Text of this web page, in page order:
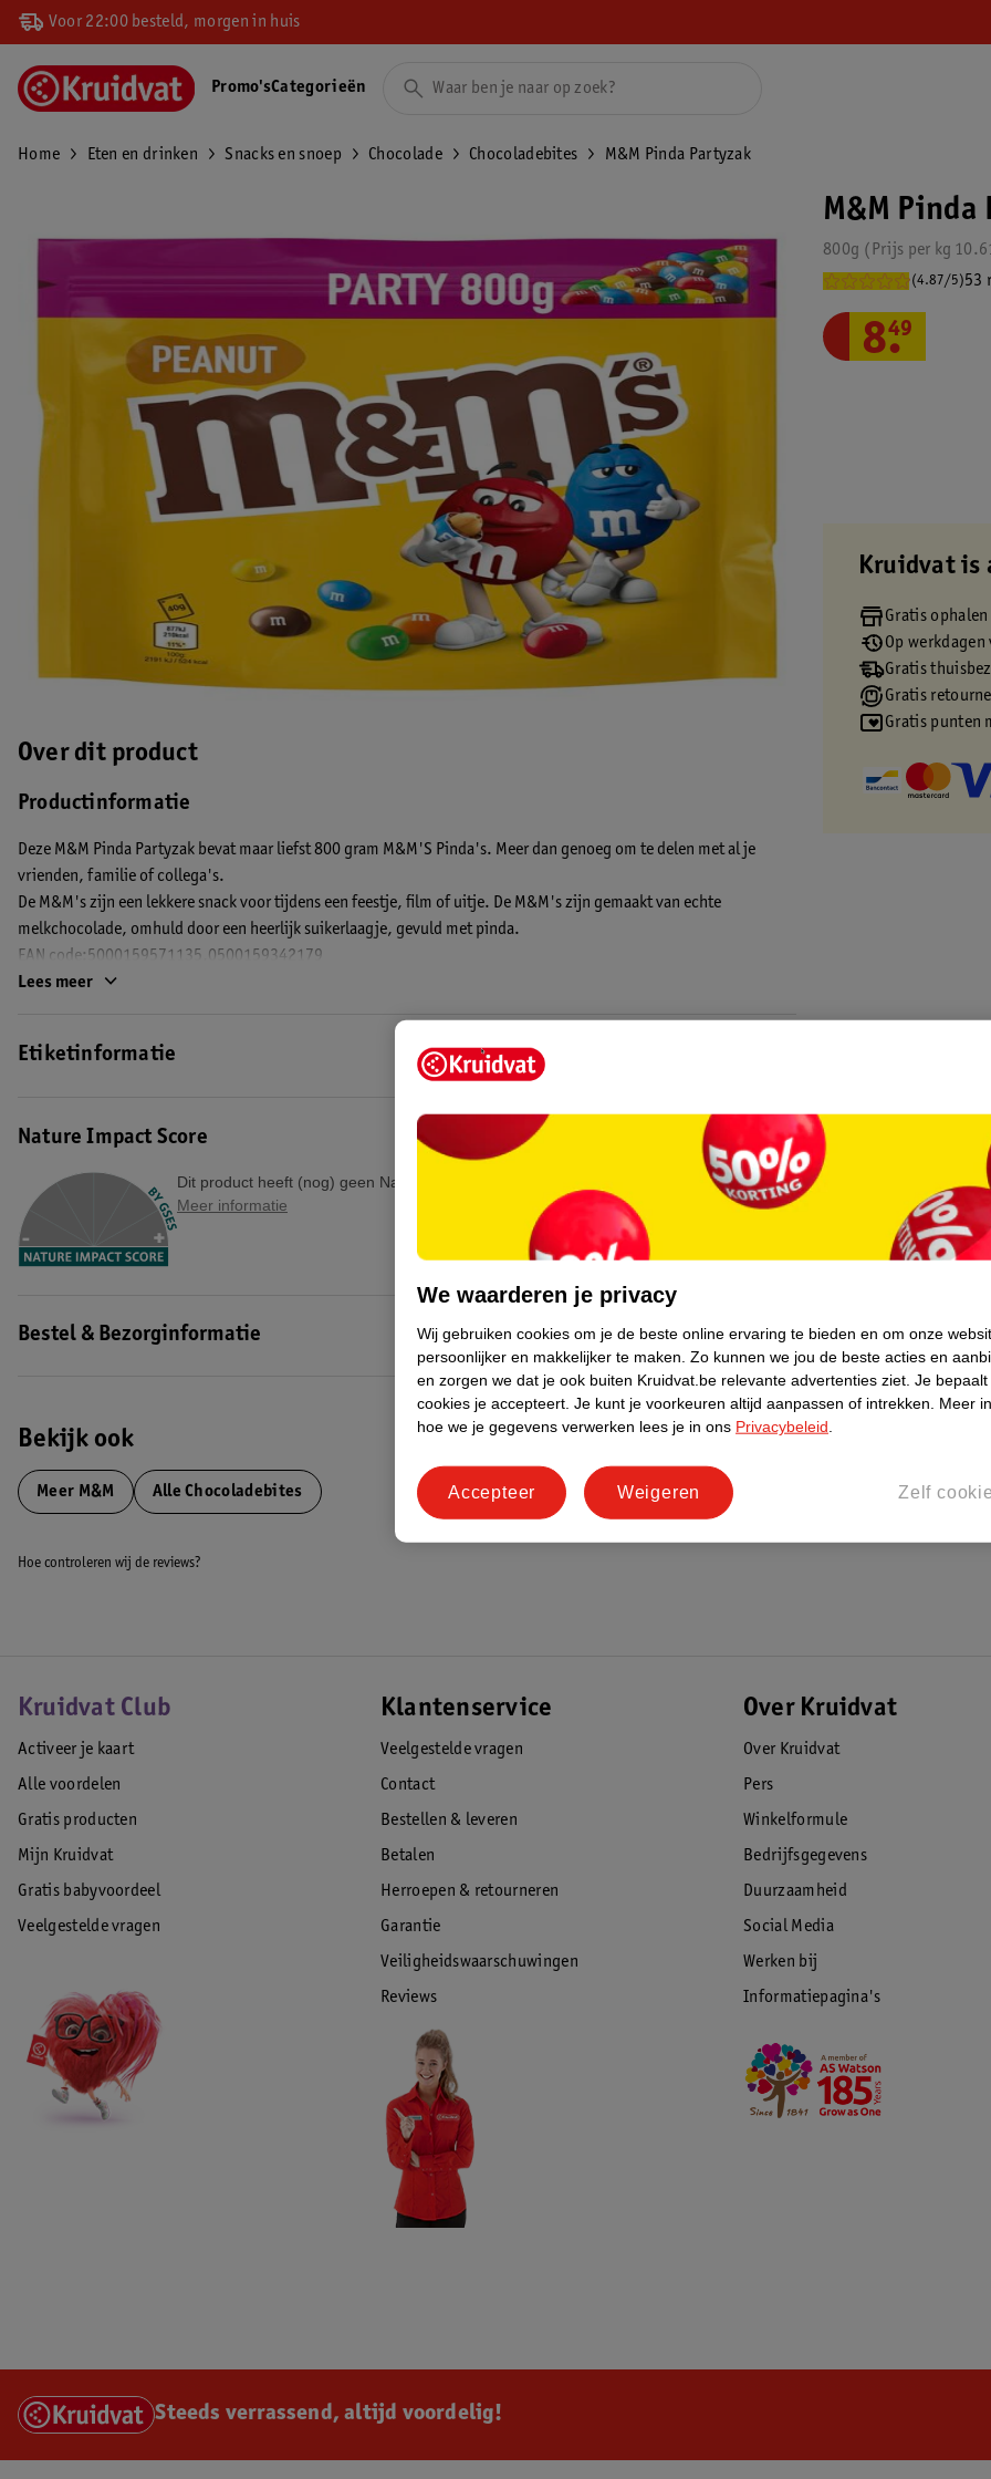
Voor 22:00 besteld, morgen in huis
Promo'sCategorieën
Home Eten en drinken Snacks en snoep Chocolade Chocoladebites M&M Pinda Partyzak
Over dit product
Productinformatie
Deze M&M Pinda Partyzak bevat maar liefst 800 gram M&M'S Pinda's. Meer dan genoeg om te delen met al je
vrienden, familie of collega's.
De M&M's zijn een lekkere snack voor tijdens een feestje, film of uitje. De M&M's zijn gemaakt van echte
melkchocolade, omhuld door een heerlijk suikerlaagje, gevuld met pinda.
EAN code:5000159571135,0500159342179
Lees meer
Etiketinformatie
Nature Impact Score
Dit product heeft (nog) geen Nature Impact Score.
Meer informatie
Bestel & Bezorginformatie
Bekijk ook
Meer M&M Alle Chocoladebites
M&M Pinda
800g Prijs per kg
(4.87/5)53
8.
49
Kruidvat is
Gratis
Op
Gratis
Gratis
Gratis punten
Hoe controleren wij de reviews?
Kruidvat Club
Activeer je kaart
Alle voordelen
Gratis producten
Mijn Kruidvat
Gratis babyvoordeel
Veelgestelde vragen
Klantenservice
Veelgestelde vragen
Contact
Bestellen & leveren
Betalen
Herroepen & retourneren
Garantie
Veiligheidswaarschuwingen
Reviews
Over Kruidvat
Over Kruidvat
Pers
Winkelformule
Bedrijfsgegevens
Duurzaamheid
Social Media
Werken bij
Informatiepagina's
Steeds verrassend, altijd voordelig!
We waarderen je privacy
Wij gebruiken cookies om je de beste online ervaring te bieden en om onze
persoonlijker en makkelijker te maken. Zo kunnen we jou de beste acties en
en zorgen we dat je ook buiten Kruidvat.be relevante advertenties ziet. Je
cookies je accepteert. Je kunt je voorkeuren altijd aanpassen of intrekken.
Meer
hoe we je gegevens verwerken lees je in ons Privacybeleid
Zelf
Weigeren
Accepteer